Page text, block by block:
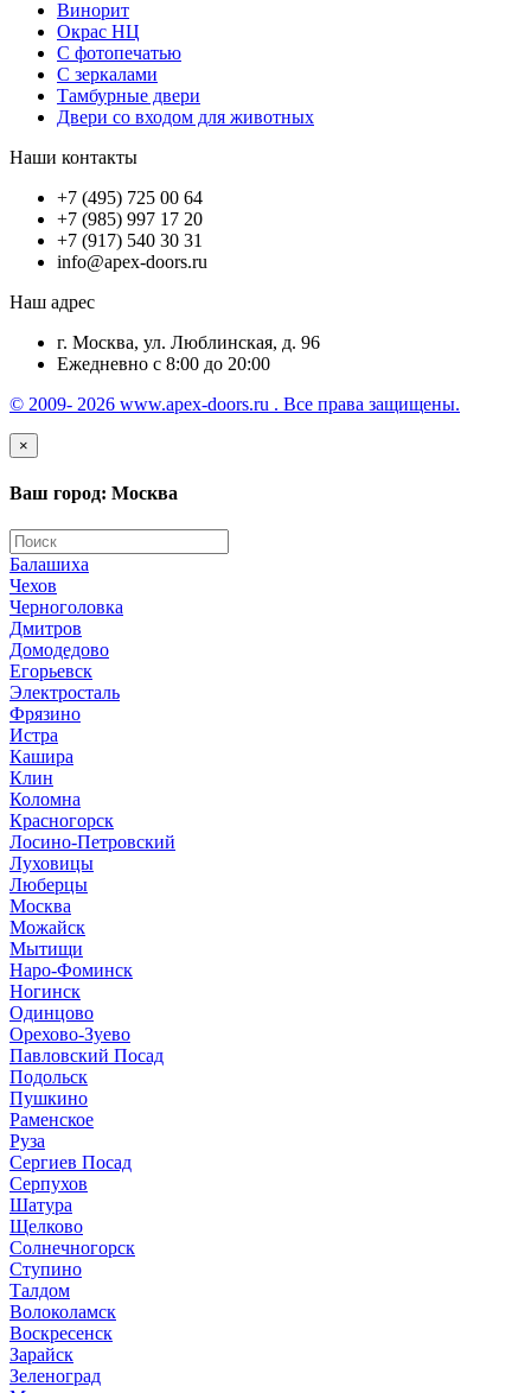
Винорит
Окрас НЦ
С фотопечатью
С зеркалами
Тамбурные двери
Двери со входом для животных
Наши контакты
+7 (495) 725 00 64
+7 (985) 997 17 20
+7 (917) 540 30 31
info@apex-doors.ru
Наш адрес
г. Москва, ул. Люблинская, д. 96
Ежедневно с 8:00 до 20:00
© 2009- 2026 www.apex-doors.ru . Все права защищены.
×
Ваш город: Москва
Балашиха
Чехов
Черноголовка
Дмитров
Домодедово
Егорьевск
Электросталь
Фрязино
Истра
Кашира
Клин
Коломна
Красногорск
Лосино-Петровский
Луховицы
Люберцы
Москва
Можайск
Мытищи
Наро-Фоминск
Ногинск
Одинцово
Орехово-Зуево
Павловский Посад
Подольск
Пушкино
Раменское
Руза
Сергиев Посад
Серпухов
Шатура
Щелково
Солнечногорск
Ступино
Талдом
Волоколамск
Воскресенск
Зарайск
Зеленоград